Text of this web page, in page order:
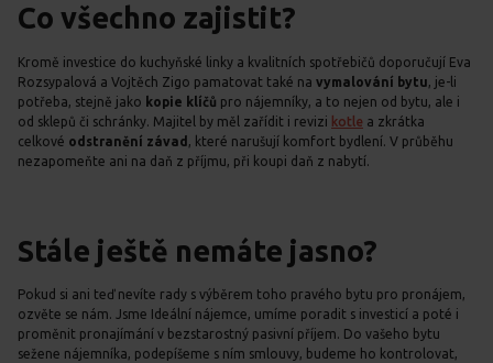
Co všechno zajistit?
Kromě investice do kuchyňské linky a kvalitních spotřebičů doporučují Eva
Rozsypalová a Vojtěch Zigo pamatovat také na vymalování bytu , je-li
potřeba, stejně jako kopie klíčů pro nájemníky, a to nejen od bytu, ale i
od sklepů či schránky. Majitel by měl zařídit i revizi kotle a zkrátka
celkové odstranění závad
, které narušují komfort bydlení. V průběhu
nezapomeňte ani na daň z příjmu, při koupi daň z nabytí.
Stále ještě nemáte jasno?
Pokud si ani teď nevíte rady s výběrem toho pravého bytu pro pronájem,
ozvěte se nám. Jsme Ideální nájemce, umíme poradit s investicí a poté i
proměnit pronajímání v bezstarostný pasivní příjem. Do vašeho bytu
sežene nájemníka, podepíšeme s ním smlouvy, budeme ho kontrolovat,